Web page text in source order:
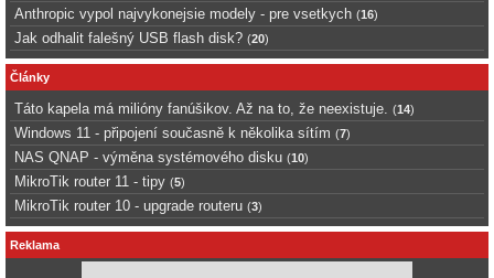
Anthropic vypol najvykonejsie modely - pre vsetkych (16)
Jak odhalit falešný USB flash disk? (20)
Články
Táto kapela má milióny fanúšikov. Až na to, že neexistuje. (14)
Windows 11 - připojení současně k několika sítím (7)
NAS QNAP - výměna systémového disku (10)
MikroTik router 11 - tipy (5)
MikroTik router 10 - upgrade routeru (3)
Reklama